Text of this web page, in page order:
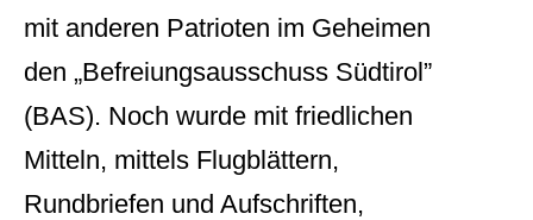
mit anderen Patrioten im Geheimen
den „Befreiungsausschuss Südtirol”
(BAS). Noch wurde mit friedlichen
Mitteln, mittels Flugblättern,
Rundbriefen und Aufschriften,